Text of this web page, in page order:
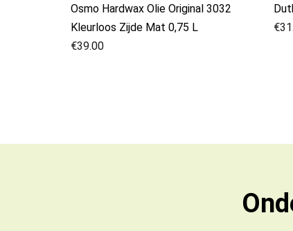
Osmo Hardwax Olie Original 3032
Kleurloos Zijde Mat 0,75 L
€39.00
€